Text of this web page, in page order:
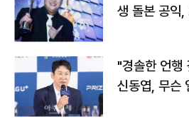
생 돌본 공익,
"경솔한 언행
신동엽, 무슨